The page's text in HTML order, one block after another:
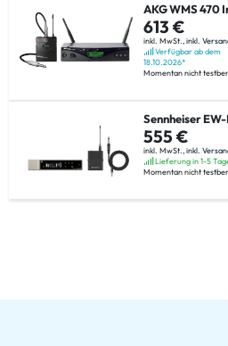
AKG WMS 470
613 €
inkl. MwSt., inkl.
Verfügbar ab dem
18.10.2026*
Momentan nicht
Sennheiser EW-
555 €
inkl. MwSt.,inkl.
Lieferung in 1-5
Momentan nicht